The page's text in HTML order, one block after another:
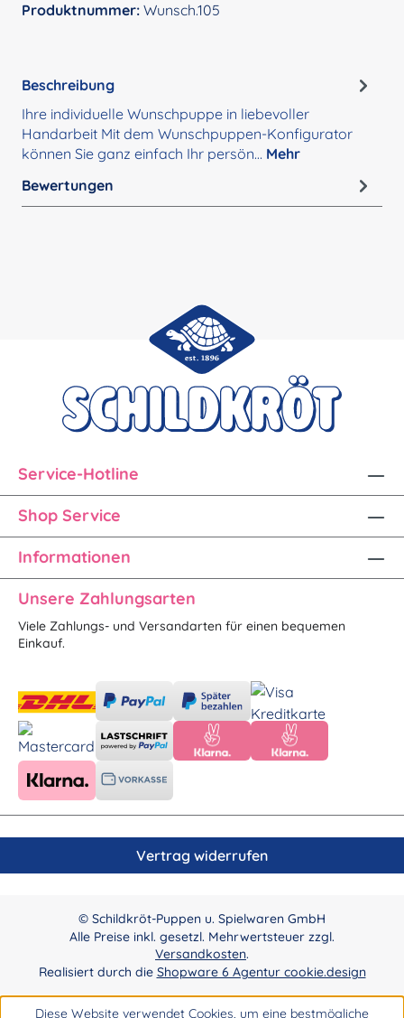
Produktnummer: Wunsch.105
Beschreibung
Ihre individuelle Wunschpuppe in liebevoller
Handarbeit Mit dem Wunschpuppen-Konfigurator
können Sie ganz einfach Ihr persön… Mehr
Bewertungen
Service-Hotline
Shop Service
Informationen
Unsere Zahlungsarten
Viele Zahlungs- und Versandarten für einen bequemen
Einkauf.
Vertrag widerrufen
© Schildkröt-Puppen u. Spielwaren GmbH
Alle Preise inkl. gesetzl. Mehrwertsteuer zzgl.
Versandkosten.
Realisiert durch die Shopware 6 Agentur cookie.design
Diese Website verwendet Cookies, um eine bestmögliche